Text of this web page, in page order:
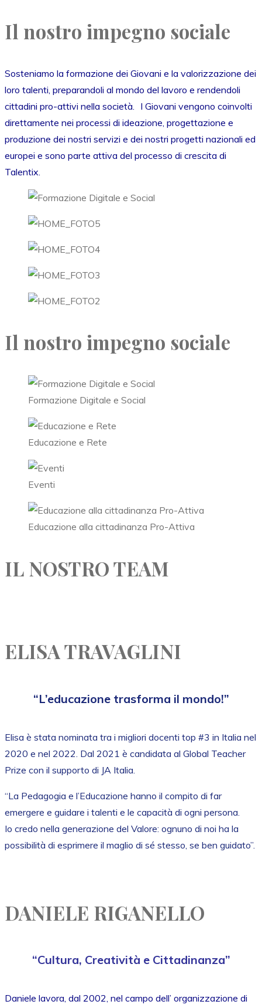
Il nostro impegno sociale
Sosteniamo la formazione dei Giovani e la valorizzazione dei
loro talenti, preparandoli al mondo del lavoro e rendendoli
cittadini pro-attivi nella società. I Giovani vengono coinvolti
direttamente nei processi di ideazione, progettazione e
produzione dei nostri servizi e dei nostri progetti nazionali ed
europei e sono parte attiva del processo di crescita di
Talentix.
Il nostro impegno sociale
Formazione Digitale e Social
Educazione e Rete
Eventi
Educazione alla cittadinanza Pro-Attiva
IL NOSTRO TEAM
ELISA TRAVAGLINI
“L’educazione trasforma il mondo!”
Elisa è stata nominata tra i migliori docenti top #3 in Italia nel
2020 e nel 2022. Dal 2021 è candidata al Global Teacher
Prize con il supporto di JA Italia.
“La Pedagogia e l’Educazione hanno il compito di far
emergere e guidare i talenti e le capacità di ogni persona.
Io credo nella generazione del Valore: ognuno di noi ha la
possibilità di esprimere il maglio di sé stesso, se ben guidato”.
DANIELE RIGANELLO
“Cultura, Creatività e Cittadinanza”
Daniele lavora, dal 2002, nel campo dell’ organizzazione di